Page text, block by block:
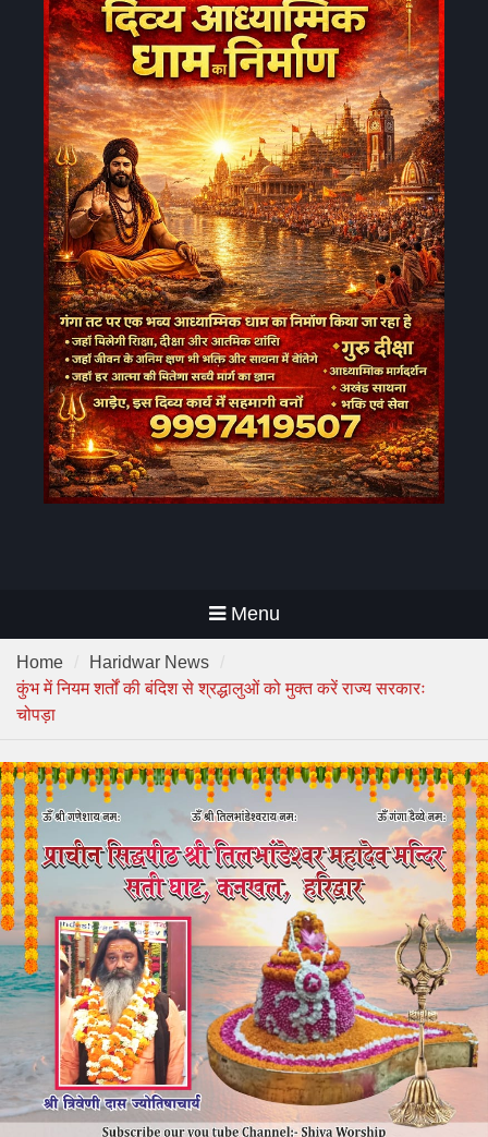
Menu
Home
Haridwar News
कुंभ में नियम शर्तों की बंदिश से श्रद्धालुओं को मुक्त करें राज्य सरकारः
चोपड़ा